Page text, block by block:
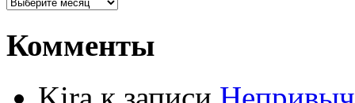
Комменты